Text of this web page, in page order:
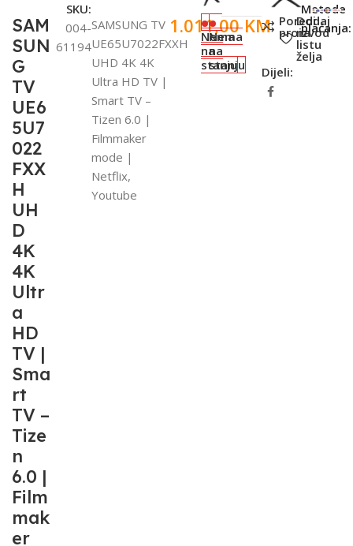
SAM
SUN
G
TV
UE6
5U7
022
FXX
H
UH
D
4K
4K
Ultr
a
HD
TV |
Sma
rt
TV –
Tize
n
6.0 |
Film
mak
er
SKU:
004-
61194
SAMSUNG TV
UE65U7022FXXH
UHD 4K 4K
Ultra HD TV |
Smart TV –
Tizen 6.0 |
Filmmaker
mode |
Netflix,
Youtube
1.011,00KM
Nema
na
stanju
Nema
na
stanju
Poredi
proizvod
Dodaj
na
listu
želja
Dijeli:
Metode
plaćanja: